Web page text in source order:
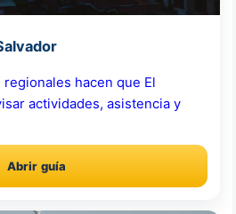
hacen que El
actividades, asistencia y
Abrir guía